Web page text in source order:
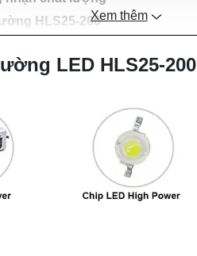
HLS25-200Xem thêm
LED HLS25-200